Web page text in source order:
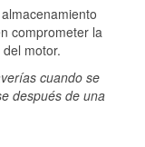
comprometer la
motor.
cuando se
después de una